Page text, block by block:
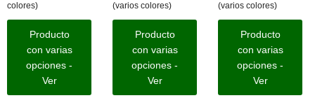
colores)
Producto
con varias
opciones -
Ver
(varios colores)
Producto
con varias
opciones -
Ver
(varios colores)
Producto
con varias
opciones -
Ver